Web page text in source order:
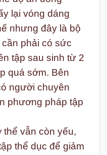
lại vóng dáng
nhưng đây là bộ
phải có sức
tập sau sinh từ 2
quá sớm. Bên
người chuyên
phương pháp tập
thể vẫn còn yếu,
thể dục để giảm